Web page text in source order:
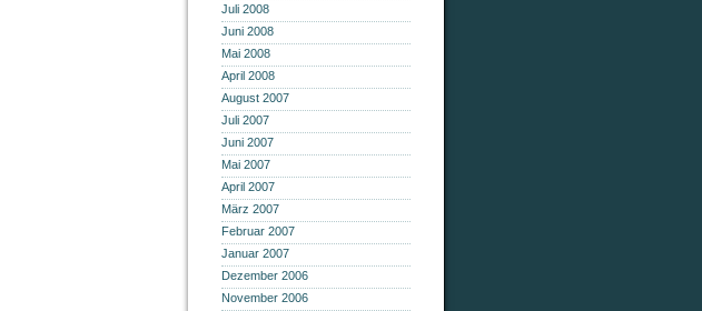
Juli 2008
Juni 2008
Mai 2008
April 2008
August 2007
Juli 2007
Juni 2007
Mai 2007
April 2007
März 2007
Februar 2007
Januar 2007
Dezember 2006
November 2006